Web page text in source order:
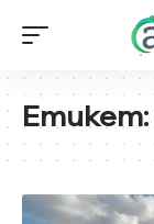
Етикет: